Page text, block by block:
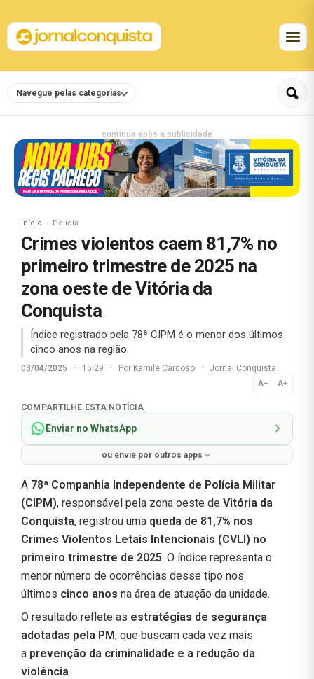
Navegue pelas categorias
continua após a publicidade
Início Polícia
Crimes violentos caem 81,7% no
primeiro trimestre de 2025 na
zona oeste de Vitória da
Conquista
Índice registrado pela 78ª CIPM é o menor dos últimos
cinco anos na região.
03/04/2025 · 15:29 · Por Kamile Cardoso · Jornal Conquista
A− A+
Normal
COMPARTILHE ESTA NOTÍCIA
Enviar no WhatsApp
ou envie por outros apps
A 78ª Companhia Independente de Polícia Militar
(CIPM), responsável pela zona oeste de Vitória da
Conquista, registrou uma queda de 81,7% nos
Crimes Violentos Letais Intencionais (CVLI) no
primeiro trimestre de 2025. O índice representa o
menor número de ocorrências desse tipo nos
últimos cinco anos na área de atuação da unidade.
O resultado reflete as estratégias de segurança
adotadas pela PM, que buscam cada vez mais
a prevenção da criminalidade e a redução da
violência.